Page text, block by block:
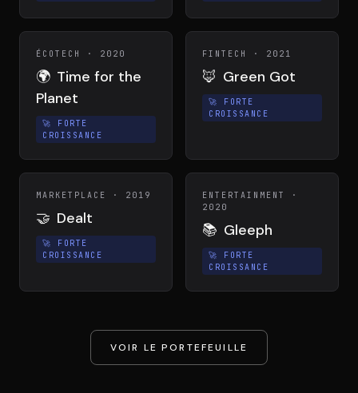
ÉCOTECH · 2020
🌍 Time for the
Planet
🚀
FORTE
CROISSANCE
FINTECH · 2021
🦊 Green Got
🚀
FORTE
CROISSANCE
MARKETPLACE · 2019
🤝 Dealt
🚀
FORTE
CROISSANCE
ENTERTAINMENT
·
2020
📚 Gleeph
🚀
FORTE
CROISSANCE
VOIR LE PORTEFEUILLE